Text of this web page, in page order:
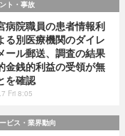
ト・事故
病院職員の患者情報利
る別医療機関のダイレ
ール郵送、調査の結果
金銭的利益の受領が無
を確認
Fri 8:05
ビス・業界動向